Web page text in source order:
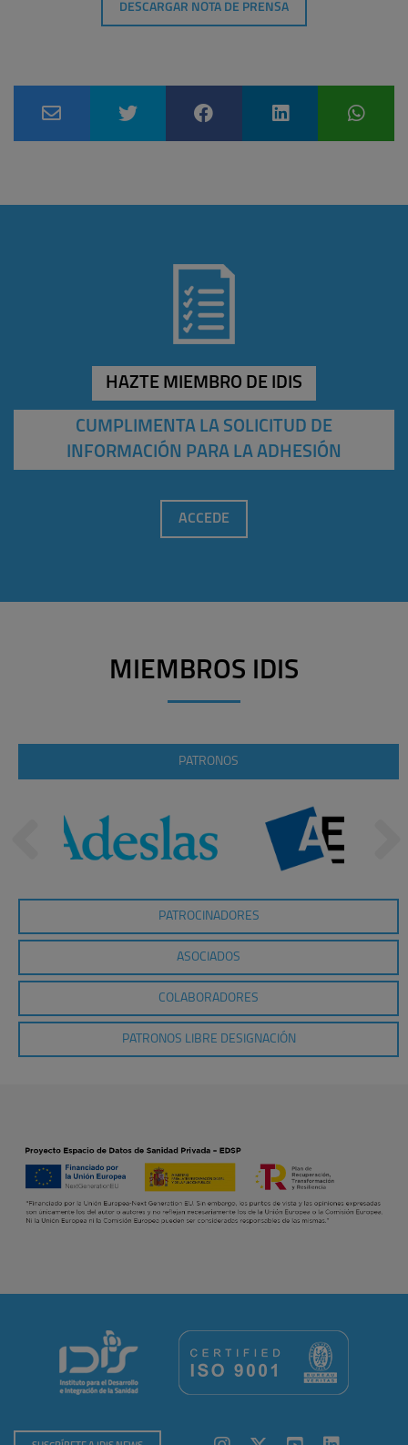
DESCARGAR NOTA DE PRENSA
HAZTE MIEMBRO DE IDIS
CUMPLIMENTA LA SOLICITUD DE
INFORMACIÓN PARA LA ADHESIÓN
ACCEDE
MIEMBROS IDIS
PATRONOS
PATROCINADORES
ASOCIADOS
COLABORADORES
PATRONOS LIBRE DESIGNACIÓN